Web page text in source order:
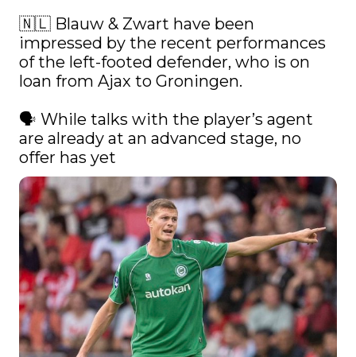
🇳🇱 Blauw & Zwart have been
impressed by the recent performances
of the left-footed defender, who is on
loan from Ajax to Groningen.
🗣️ While talks with the player’s agent
are already at an advanced stage, no
offer has yet